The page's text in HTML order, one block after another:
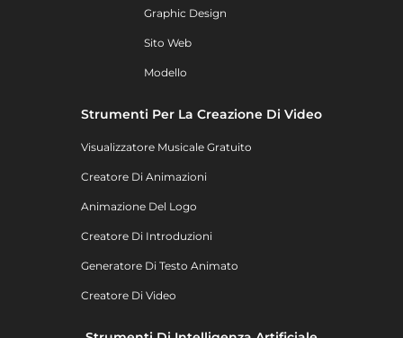
Graphic Design
Sito Web
Modello
Strumenti Per La Creazione Di Video
Visualizzatore Musicale Gratuito
Creatore Di Animazioni
Animazione Del Logo
Creatore Di Introduzioni
Generatore Di Testo Animato
Creatore Di Video